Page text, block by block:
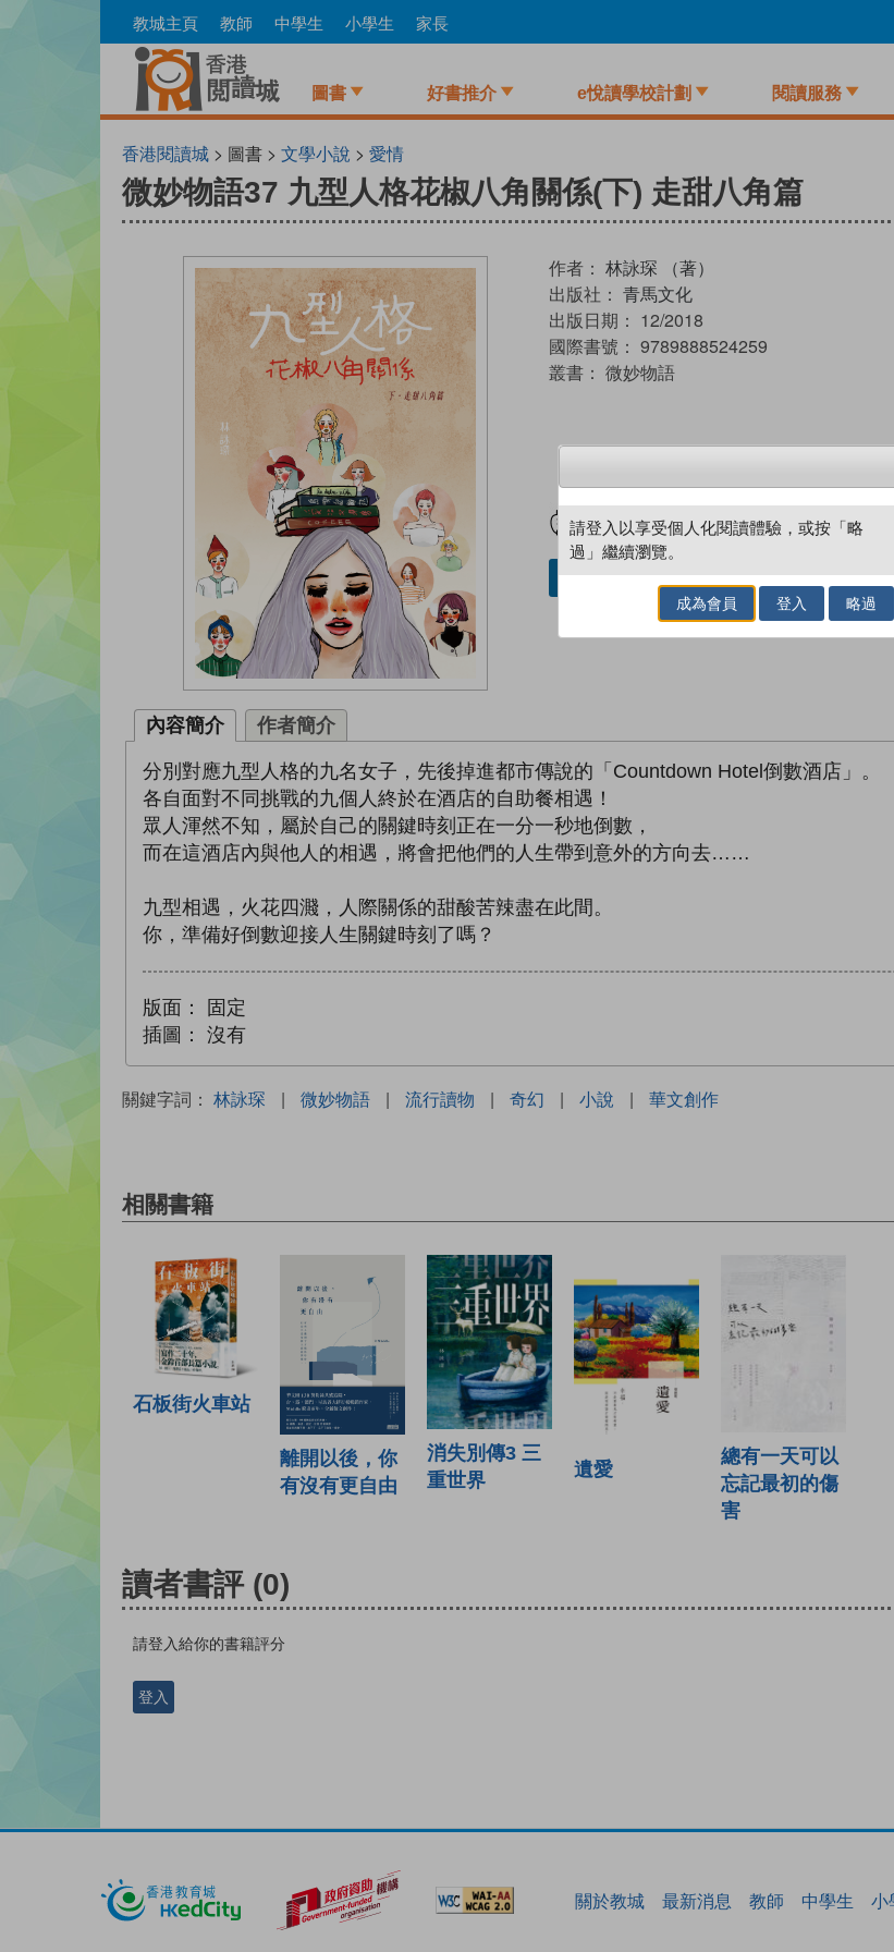
to
教城主頁 教師 中學生 小學生 家長
圖書 好書推介 e悅讀學校計劃 閱讀服務
香港閱讀城> 圖書 > 文學小說 > 愛情
微妙物語37 九型人格花椒八角關係(下) 走甜八角篇
作者： 林詠琛 （著）
出版社： 青馬文化
出版日期： 12/2018
國際書號： 9789888524259
叢書： 微妙物語
試閲 加入閱讀紀錄
加入／閱讀電子書 借閱
內容簡介 作者簡介
分別對應九型人格的九名女子，先後掉進都市傳說的「Countdown Hotel倒數酒店」。
各自面對不同挑戰的九個人終於在酒店的自助餐相遇！
眾人渾然不知，屬於自己的關鍵時刻正在一分一秒地倒數，
而在這酒店內與他人的相遇，將會把他們的人生帶到意外的方向去……
九型相遇，火花四濺，人際關係的甜酸苦辣盡在此間。
你，準備好倒數迎接人生關鍵時刻了嗎？
版面：
固定
插圖：
沒有
關鍵字詞： 林詠琛 | 微妙物語 | 流行讀物 | 奇幻 | 小說 | 華文創作
相關書籍
石板街火車站
離開以後，你
有沒有更自由
消失別傳3 三
重世界
遺愛
總有一天可以
忘記最初的傷
害
讀者書評 (0)
請登入給你的書籍評分
登入
關於教城 最新消息 教師 中學生 小
請登入以享受個人化閱讀體驗，或按「略
過」繼續瀏覽。
成為會員 登入 略過